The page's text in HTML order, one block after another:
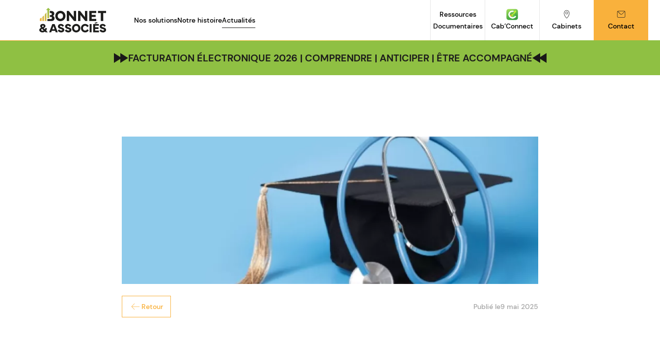
Nos solutionsNotre histoireActualités
Ressources
Documentaires
Cab’Connect Cabinets Contact
FACTURATION ÉLECTRONIQUE 2026 | COMPRENDRE | ANTICIPER | ÊTRE ACCOMPAGNÉ
Retour Publié le9 mai 2025